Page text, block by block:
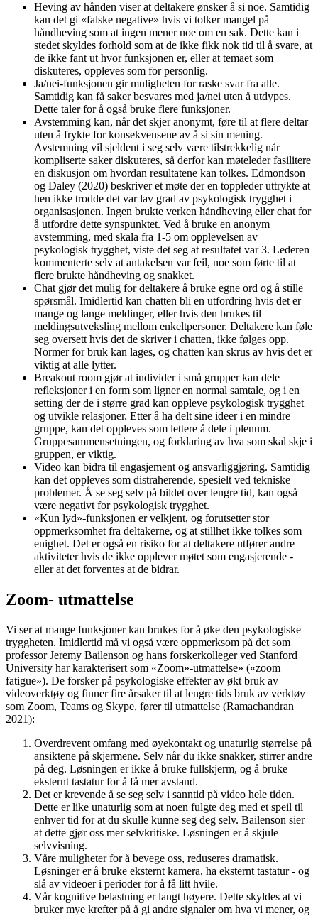
Heving av hånden viser at deltakere ønsker å si noe. Samtidig
kan det gi «falske negative» hvis vi tolker mangel på
håndheving som at ingen mener noe om en sak. Dette kan i
stedet skyldes forhold som at de ikke fikk nok tid til å svare, at
de ikke fant ut hvor funksjonen er, eller at temaet som
diskuteres, oppleves som for personlig.
Ja/nei-funksjonen gir muligheten for raske svar fra alle.
Samtidig kan få saker besvares med ja/nei uten å utdypes.
Dette taler for å også bruke flere funksjoner.
Avstemming kan, når det skjer anonymt, føre til at flere deltar
uten å frykte for konsekvensene av å si sin mening.
Avstemning vil sjeldent i seg selv være tilstrekkelig når
kompliserte saker diskuteres, så derfor kan møteleder fasilitere
en diskusjon om hvordan resultatene kan tolkes. Edmondson
og Daley (2020) beskriver et møte der en toppleder uttrykte at
hen ikke trodde det var lav grad av psykologisk trygghet i
organisasjonen. Ingen brukte verken håndheving eller chat for
å utfordre dette synspunktet. Ved å bruke en anonym
avstemming, med skala fra 1-5 om opplevelsen av
psykologisk trygghet, viste det seg at resultatet var 3. Lederen
kommenterte selv at antakelsen var feil, noe som førte til at
flere brukte håndheving og snakket.
Chat gjør det mulig for deltakere å bruke egne ord og å stille
spørsmål. Imidlertid kan chatten bli en utfordring hvis det er
mange og lange meldinger, eller hvis den brukes til
meldingsutveksling mellom enkeltpersoner. Deltakere kan føle
seg oversett hvis det de skriver i chatten, ikke følges opp.
Normer for bruk kan lages, og chatten kan skrus av hvis det er
viktig at alle lytter.
Breakout room gjør at individer i små grupper kan dele
refleksjoner i en form som ligner en normal samtale, og i en
setting der de i større grad kan oppleve psykologisk trygghet
og utvikle relasjoner. Etter å ha delt sine ideer i en mindre
gruppe, kan det oppleves som lettere å dele i plenum.
Gruppesammensetningen, og forklaring av hva som skal skje i
gruppen, er viktig.
Video kan bidra til engasjement og ansvarliggjøring. Samtidig
kan det oppleves som distraherende, spesielt ved tekniske
problemer. Å se seg selv på bildet over lengre tid, kan også
være negativt for psykologisk trygghet.
«Kun lyd»-funksjonen er velkjent, og forutsetter stor
oppmerksomhet fra deltakerne, og at stillhet ikke tolkes som
enighet. Det er også en risiko for at deltakere utfører andre
aktiviteter hvis de ikke opplever møtet som engasjerende -
eller at det forventes at de bidrar.
Zoom- utmattelse
Vi ser at mange funksjoner kan brukes for å øke den psykologiske
tryggheten. Imidlertid må vi også være oppmerksom på det som
professor Jeremy Bailenson og hans forskerkolleger ved Stanford
University har karakterisert som «Zoom»-utmattelse» («zoom
fatigue»). De forsker på psykologiske effekter av økt bruk av
videoverktøy og finner fire årsaker til at lengre tids bruk av verktøy
som Zoom, Teams og Skype, fører til utmattelse (Ramachandran
2021):
Overdrevent omfang med øyekontakt og unaturlig størrelse på
ansiktene på skjermene. Selv når du ikke snakker, stirrer andre
på deg. Løsningen er ikke å bruke fullskjerm, og å bruke
eksternt tastatur for å få mer avstand.
Det er krevende å se seg selv i sanntid på video hele tiden.
Dette er like unaturlig som at noen fulgte deg med et speil til
enhver tid for at du skulle kunne seg deg selv. Bailenson sier
at dette gjør oss mer selvkritiske. Løsningen er å skjule
selvvisning.
Våre muligheter for å bevege oss, reduseres dramatisk.
Løsninger er å bruke eksternt kamera, ha eksternt tastatur - og
slå av videoer i perioder for å få litt hvile.
Vår kognitive belastning er langt høyere. Dette skyldes at vi
bruker mye krefter på å gi andre signaler om hva vi mener, og